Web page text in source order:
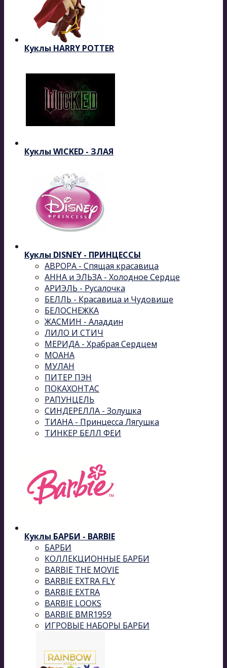
Куклы HARRY POTTER
Куклы WICKED - ЗЛАЯ
Куклы DISNEY - ПРИНЦЕССЫ
АВРОРА - Спящая красавица
АННА и ЭЛЬЗА - Холодное Сердце
АРИЭЛЬ - Русалочка
БЕЛЛЬ - Красавица и Чудовище
БЕЛОСНЕЖКА
ЖАСМИН - Аладдин
ЛИЛО И СТИЧ
МЕРИДА - Храбрая Сердцем
МОАНА
МУЛАН
ПИТЕР ПЭН
ПОКАХОНТАС
РАПУНЦЕЛЬ
СИНДЕРЕЛЛА - Золушка
ТИАНА - Принцесса Лягушка
ТИНКЕР БЕЛЛ ФЕИ
Куклы БАРБИ - BARBIE
БАРБИ
КОЛЛЕКЦИОННЫЕ БАРБИ
BARBIE THE MOVIE
BARBIE EXTRA FLY
BARBIE EXTRA
BARBIE LOOKS
BARBIE BMR1959
ИГРОВЫЕ НАБОРЫ БАРБИ